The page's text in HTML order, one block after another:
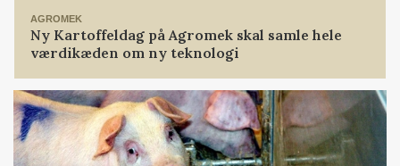
AGROMEK
Ny Kartoffeldag på Agromek skal samle hele
værdikæden om ny teknologi